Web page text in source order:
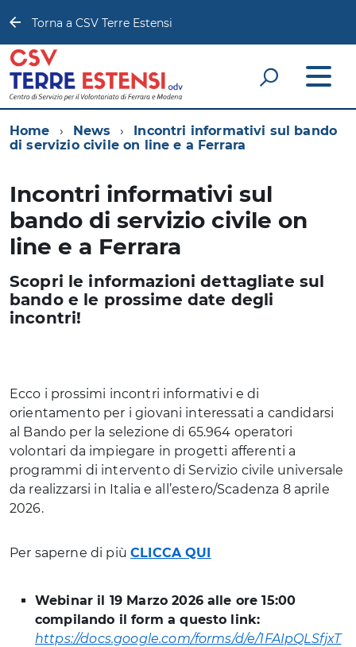
Torna a CSV Terre Estensi
Home News
Incontri informativi sul bando
di servizio civile on line e a Ferrara
Incontri informativi sul
bando di servizio civile on
line e a Ferrara
Scopri le informazioni dettagliate sul
bando e le prossime date degli
incontri!
Ecco i prossimi incontri informativi e di
orientamento per i giovani interessati a candidarsi
al Bando per la selezione di 65.964 operatori
volontari da impiegare in progetti afferenti a
programmi di intervento di Servizio civile universale
da realizzarsi in Italia e all’estero/Scadenza 8 aprile
2026.
Per saperne di piùCLICCA QUI
Webinar il 19 Marzo 2026 alle ore 15:00
compilando il form a questo link:
https://docs.google.com/forms/d/e/1FAIpQLSfjxT